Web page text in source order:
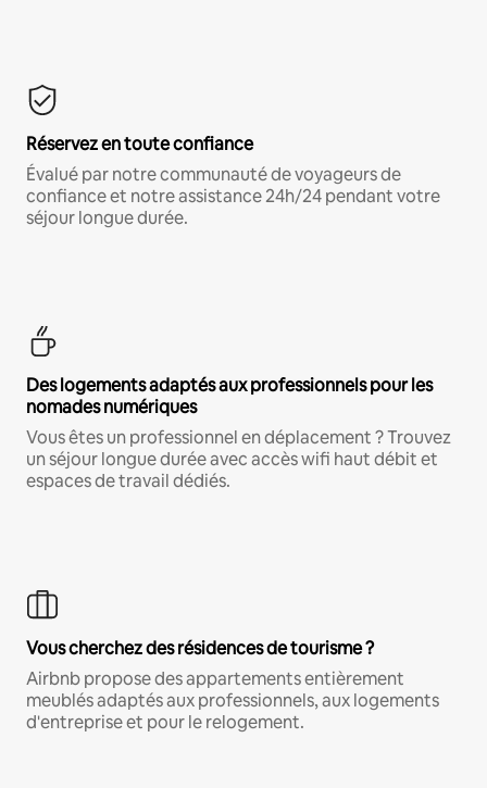
Réservez en toute confiance
Évalué par notre communauté de voyageurs de
confiance et notre assistance 24h/24 pendant votre
séjour longue durée.
Des logements adaptés aux professionnels pour les
nomades numériques
Vous êtes un professionnel en déplacement ? Trouvez
un séjour longue durée avec accès wifi haut débit et
espaces de travail dédiés.
Vous cherchez des résidences de tourisme ?
Airbnb propose des appartements entièrement
meublés adaptés aux professionnels, aux logements
d'entreprise et pour le relogement.